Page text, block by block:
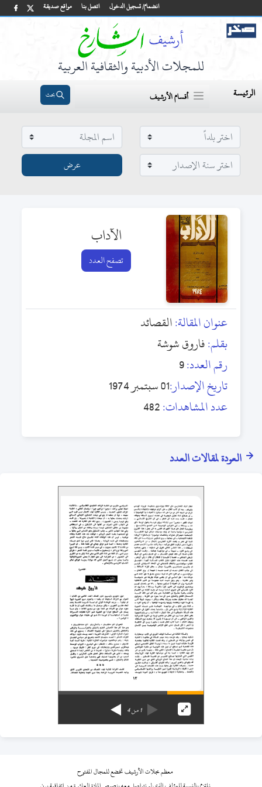
مواقع صديقة اتصل بنا انضمام/ تسجيل الدخول
للمجلات الأدبية والثقافية العربية
الرئيسة أقسام الأرشيف بحث
الآداب
تصفح العدد
عنوان المقالة:القصائد
بقلم:فاروق شوشة
رقم العدد:9
تاريخ الإصدار:01 سبتمبر 1974
عدد المشاهدات:482
العودة لمقالات العدد
1من4
معظم مجلات الأرشيف تخضع للمجال المفتوح